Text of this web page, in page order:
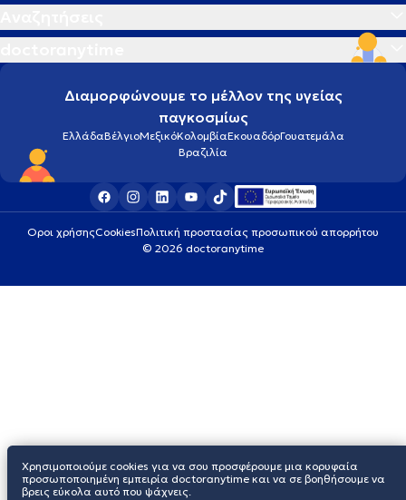
Διαμορφώνουμε το μέλλον της υγείας
παγκοσμίως
ΕλλάδαΒέλγιοΜεξικόΚολομβίαΕκουαδόρΓουατεμάλα
Βραζιλία
Οροι χρήσηςCookiesΠολιτική προστασίας προσωπικού απορρήτου
© 2026 doctoranytime
Χρησιμοποιούμε cookies για να σου προσφέρουμε μια κορυφαία
προσωποποιημένη εμπειρία doctoranytime και να σε βοηθήσουμε να
βρεις εύκολα αυτό που ψάχνεις.